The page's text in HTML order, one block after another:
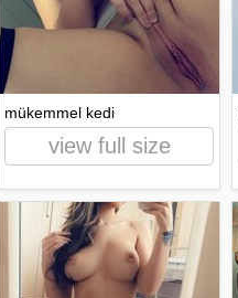
mükemmel kedi
view full size